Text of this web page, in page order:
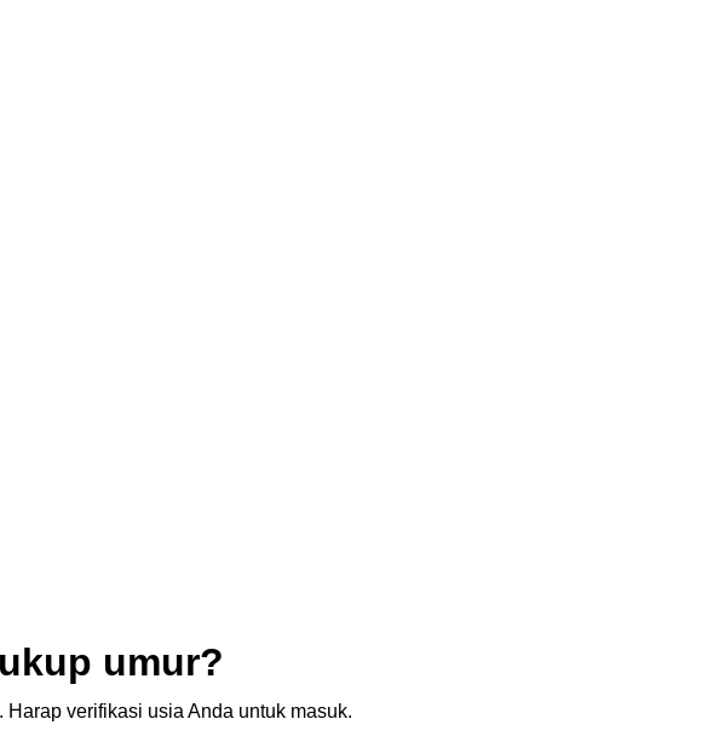
umur?
verifikasi usia Anda untuk masuk.